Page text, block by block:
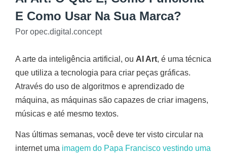
E Como Usar Na Sua Marca?
Por opec.digital.concept
A arte da inteligência artificial, ou AI Art, é uma técnica
que utiliza a tecnologia para criar peças gráficas.
Através do uso de algoritmos e aprendizado de
máquina, as máquinas são capazes de criar imagens,
músicas e até mesmo textos.
Nas últimas semanas, você deve ter visto circular na
internet uma imagem do Papa Francisco vestindo uma